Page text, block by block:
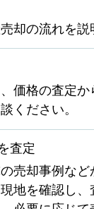
却の流れを説
価格の査定か
ください。
査定
売却事例な
地を確認し